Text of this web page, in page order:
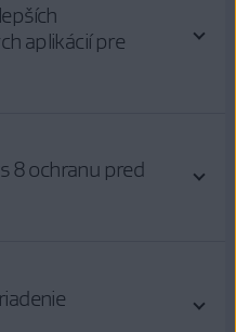
aplikácií pre
8 ochranu pred